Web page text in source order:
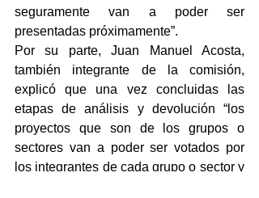
seguramente van a poder ser
presentadas próximamente”.
Por su parte, Juan Manuel Acosta,
también integrante de la comisión,
explicó que una vez concluidas las
etapas de análisis y devolución “los
proyectos que son de los grupos o
sectores van a poder ser votados por
los integrantes de cada grupo o sector y